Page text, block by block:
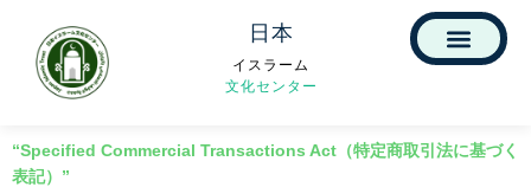
日本
イスラーム
文化センター
“Specified Commercial Transactions Act（特定商取引法に基づく
表記）”